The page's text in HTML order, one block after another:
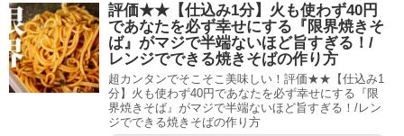
評価★★【仕込み1分】火も使わず40円
であなたを必ず幸せにする『限界焼きそ
ば』がマジで半端ないほど旨すぎる！/
レンジでできる焼きそばの作り方
超カンタンでそこそこ美味しい！評価★★【仕込み1
分】火も使わず40円であなたを必ず幸せにする『限
界焼きそば』がマジで半端ないほど旨すぎる！/レン
ジでできる焼きそばの作り方